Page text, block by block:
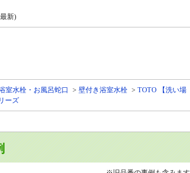
新)
室水栓・お風呂蛇口 壁付き浴室水栓
TOTO 【洗い場
ーズ